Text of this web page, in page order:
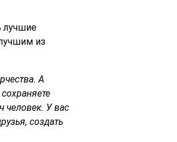
лучшие
из
А
человек. У вас
создать